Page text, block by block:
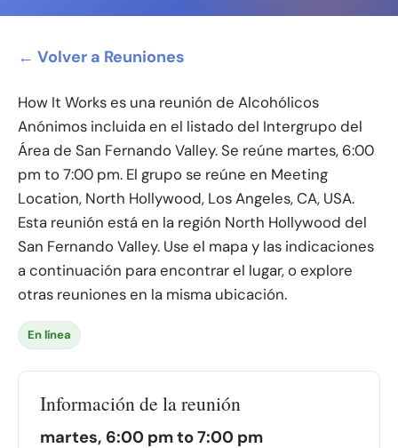
← Volver a Reuniones
How It Works es una reunión de Alcohólicos
Anónimos incluida en el listado del Intergrupo del
Área de San Fernando Valley. Se reúne martes, 6:00
pm to 7:00 pm. El grupo se reúne en Meeting
Location, North Hollywood, Los Angeles, CA, USA.
Esta reunión está en la región North Hollywood del
San Fernando Valley. Use el mapa y las indicaciones
a continuación para encontrar el lugar, o explore
otras reuniones en la misma ubicación.
En línea
Información de la reunión
martes, 6:00 pm to 7:00 pm